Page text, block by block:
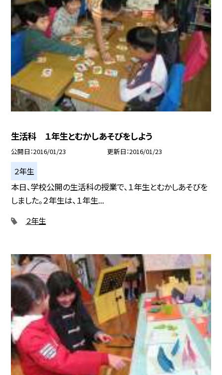
生活科 １年生とむかしあそびをしよう
公開日 2016/01/23 更新日 2016/01/23
２年生
本日、学校公開の生活科の授業で、１年生とむかしあそびを
しました。２年生は、１年生...
２年生